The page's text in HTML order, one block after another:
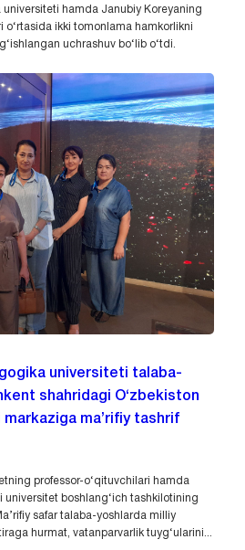
hamda Janubiy Koreyaning
o‘rtasida ikki tomonlama hamkorlikni
uchrashuv bo‘lib o‘tdi.
universiteti talaba-
shahridagi O‘zbekiston
markaziga ma’rifiy tashrif
professor-o‘qituvchilari hamda
universitet boshlang‘ich tashkilotining
safar talaba-yoshlarda milliy
hurmat, vatanparvarlik tuyg‘ularini...